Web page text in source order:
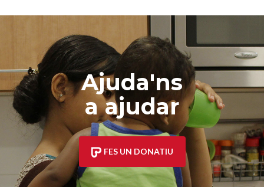
Ajuda'ns
a ajudar
FES UN DONATIU